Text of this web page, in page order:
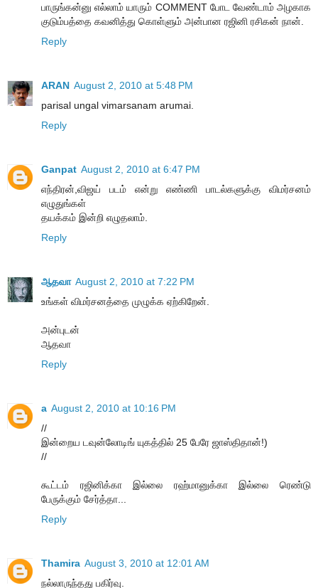
பாருங்கன்னு எல்லாம் யாரும் COMMENT போட வேண்டாம் அழகாக
குடும்பத்தை கவனித்து கொள்ளும் அன்பான ரஜினி ரசிகன் நான்.
Reply
ARAN August 2, 2010 at 5:48 PM
parisal ungal vimarsanam arumai.
Reply
Ganpat August 2, 2010 at 6:47 PM
எந்திரன்,விஜய் படம் என்று எண்ணி பாடல்களுக்கு விமர்சனம்
எழுதுங்கள்
தயக்கம் இன்றி எழுதலாம்.
Reply
ஆதவா August 2, 2010 at 7:22 PM
உங்கள் விமர்சனத்தை முழுக்க ஏற்கிறேன்.
அன்புடன்
ஆதவா
Reply
a August 2, 2010 at 10:16 PM
//
இன்றைய டவுன்லோடிங் யுகத்தில் 25 பேரே ஜாஸ்திதான்!)
//
கூட்டம் ரஜினிக்கா இல்லை ரஹ்மானுக்கா இல்லை ரெண்டு
பேருக்கும் சேர்த்தா...
Reply
Thamira August 3, 2010 at 12:01 AM
நல்லாருந்தது பகிர்வு.